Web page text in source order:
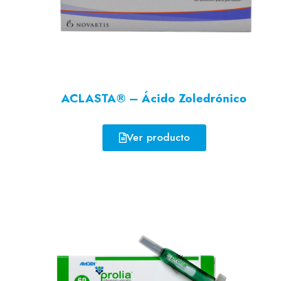
ACLASTA® – Ácido Zoledrónico
Ver producto